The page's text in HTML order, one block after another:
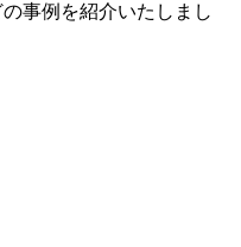
事例を紹介いたしまし